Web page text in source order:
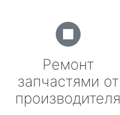
Ремонт
запчастями от
производителя